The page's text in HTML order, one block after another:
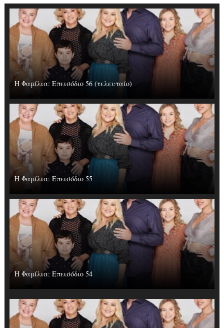
Η Φαμίλια: Επεισόδιο 56 (τελευταίο)
Η Φαμίλια: Επεισόδιο 55
Η Φαμίλια: Επεισόδιο 54